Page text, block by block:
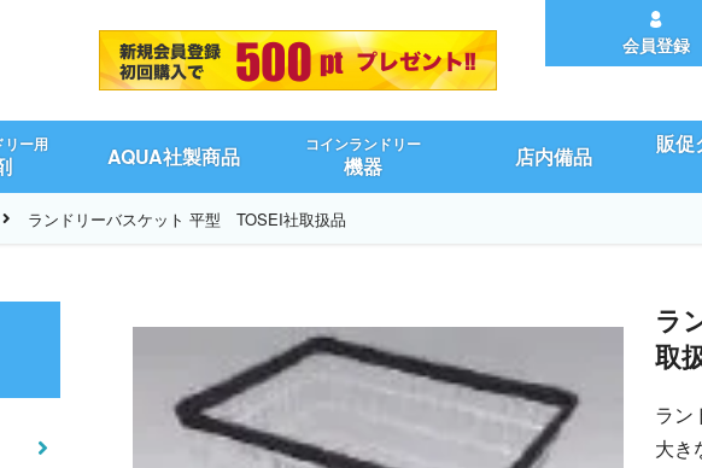
会員登録
リー用 AQUA社製商品 コインランドリー
機器 店内備品
販促
ランドリーバスケット 平型 TOSEI社取扱品
ラ
取
ラン
大き